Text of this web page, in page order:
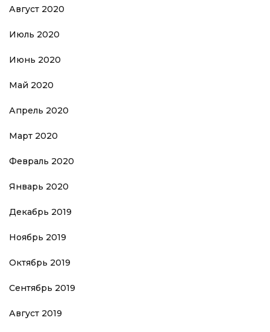
Август 2020
Июль 2020
Июнь 2020
Май 2020
Апрель 2020
Март 2020
Февраль 2020
Январь 2020
Декабрь 2019
Ноябрь 2019
Октябрь 2019
Сентябрь 2019
Август 2019